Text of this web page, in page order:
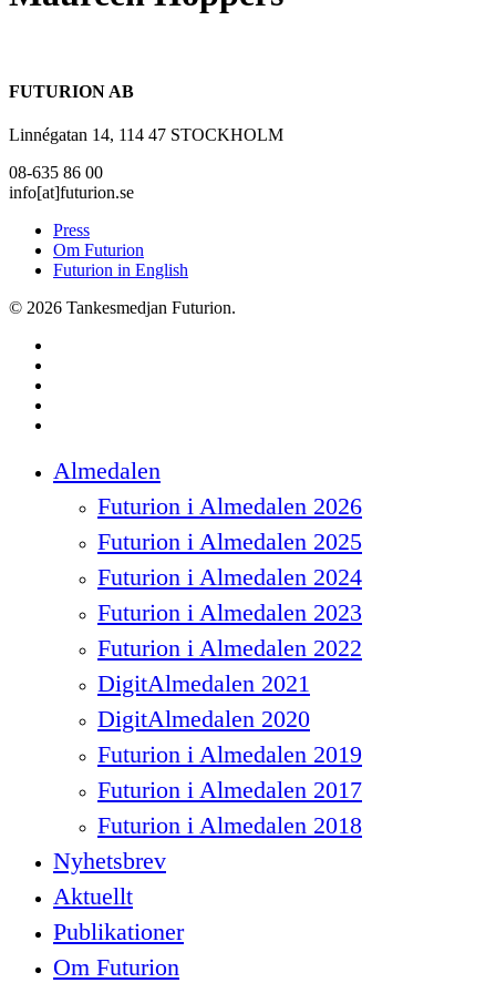
FUTURION AB
Linnégatan 14, 114 47 STOCKHOLM
08-635 86 00
info[at]futurion.se
Press
Om Futurion
Futurion in English
© 2026 Tankesmedjan Futurion.
Menu
Almedalen
Futurion i Almedalen 2026
Futurion i Almedalen 2025
Futurion i Almedalen 2024
Futurion i Almedalen 2023
Futurion i Almedalen 2022
DigitAlmedalen 2021
DigitAlmedalen 2020
Futurion i Almedalen 2019
Futurion i Almedalen 2017
Futurion i Almedalen 2018
Nyhetsbrev
Aktuellt
Publikationer
Om Futurion